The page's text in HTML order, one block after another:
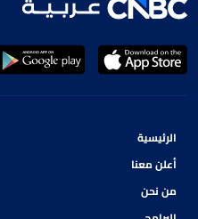
الرئيسية
أعلن معنا
من نحن